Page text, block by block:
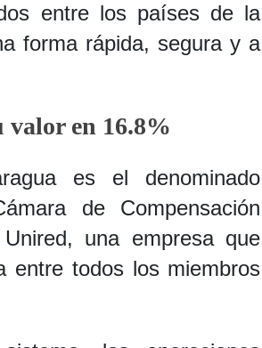
entre los países de la
forma rápida, segura y a
valor en 16.8%
es el denominado
de Compensación
una empresa que
entre todos los miembros